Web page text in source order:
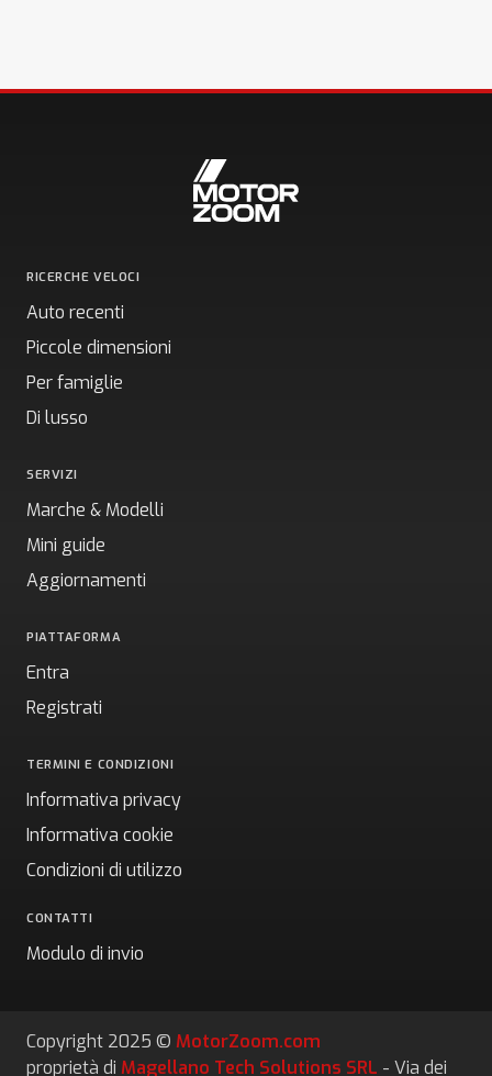
RICERCHE VELOCI
Auto recenti
Piccole dimensioni
Per famiglie
Di lusso
SERVIZI
Marche & Modelli
Mini guide
Aggiornamenti
PIATTAFORMA
Entra
Registrati
TERMINI E CONDIZIONI
Informativa privacy
Informativa cookie
Condizioni di utilizzo
CONTATTI
Modulo di invio
Copyright 2025 © MotorZoom.com
proprietà di Magellano Tech Solutions SRL - Via dei